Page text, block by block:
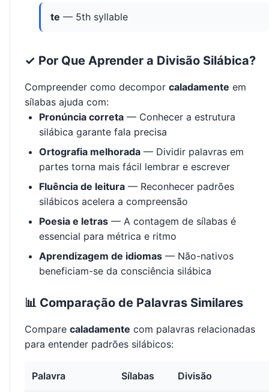
te — 5th syllable
✓ Por Que Aprender a Divisão Silábica?
Compreender como decompor caladamente em
sílabas ajuda com:
Pronúncia correta — Conhecer a estrutura
silábica garante fala precisa
Ortografia melhorada — Dividir palavras em
partes torna mais fácil lembrar e escrever
Fluência de leitura — Reconhecer padrões
silábicos acelera a compreensão
Poesia e letras — A contagem de sílabas é
essencial para métrica e ritmo
Aprendizagem de idiomas — Não-nativos
beneficiam-se da consciência silábica
📊 Comparação de Palavras Similares
Compare caladamente com palavras relacionadas
para entender padrões silábicos:
Palavra Sílabas Divisão